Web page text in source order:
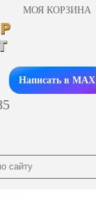
МОЯ КОРЗИНА
Заказать звонок
Написать в MAX